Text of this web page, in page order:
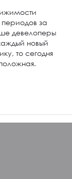
за
девелоперы
новый
то сегодня